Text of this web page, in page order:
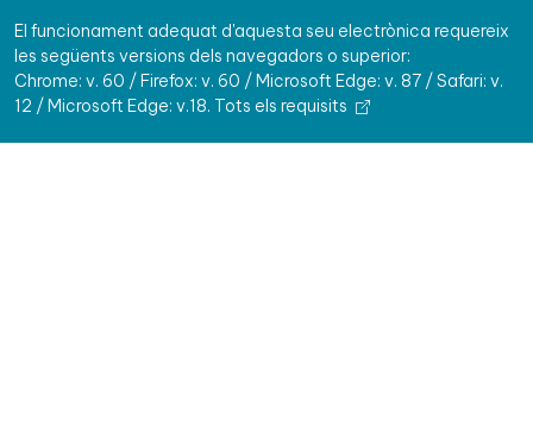
El funcionament adequat d'aquesta seu electrònica requereix
les següents versions dels navegadors o superior:
Chrome: v. 60 / Firefox: v. 60 / Microsoft Edge: v. 87 / Safari: v.
12 / Microsoft Edge: v.18. Tots els requisits